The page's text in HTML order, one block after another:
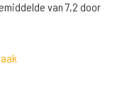
van 7,2 door